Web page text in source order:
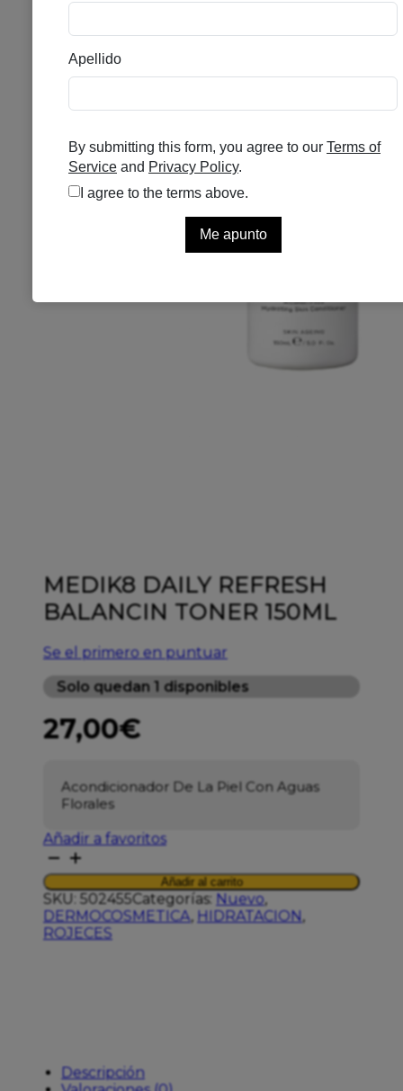
MEDIK8 DAILY REFRESH
BALANCIN TONER 150ML
Se el primero en puntuar
Solo quedan 1 disponibles
27,00€
Acondicionador De La Piel Con Aguas
Florales
Añadir a favoritos
MEDIK8
DAILY
REFRESH
BALANCIN
TONER
150ML
Añadir al carrito
SKU: 502455Categorías: Nuevo,
DERMOCOSMETICA, HIDRATACION,
ROJECES
Descripción